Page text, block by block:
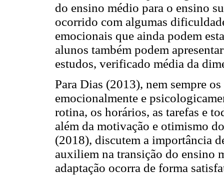
do ensino médio para o ensino
ocorrido com algumas
emocionais que ainda podem
alunos também podem
estudos, verificado média da
Para Dias (2013), nem sempre
emocionalmente e
rotina, os horários, as tarefas e
além da motivação e otimismo
(2018), discutem a importância
auxiliem na transição do ensino
adaptação ocorra de forma